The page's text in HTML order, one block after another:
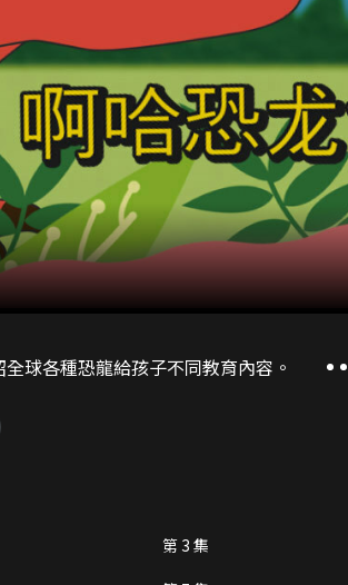
球各種恐龍給孩子不同教育內容。
第 3 集